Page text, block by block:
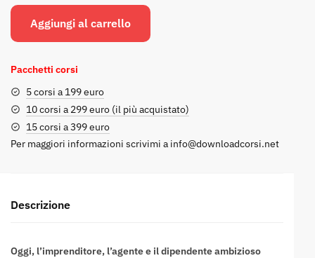
originale attuale
Aggiungi al carrello
Pacchetti corsi
5 corsi a 199 euro
10 corsi a 299 euro (il più acquistato)
15 corsi a 399 euro
Per maggiori informazioni scrivimi a info@downloadcorsi.net
Descrizione
Oggi, l’imprenditore, l’agente e il dipendente ambizioso